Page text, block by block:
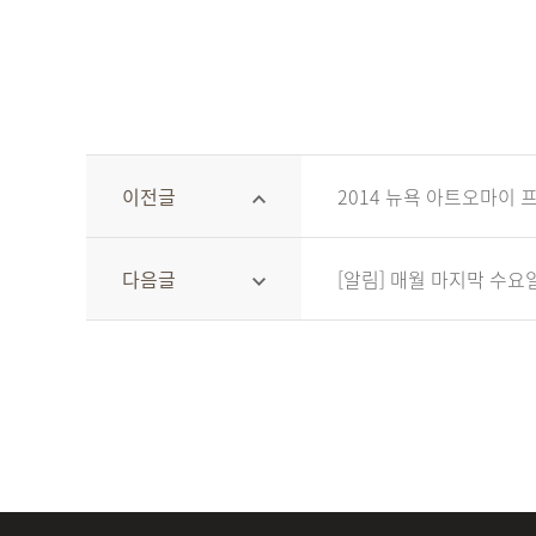
이전글 2014 뉴욕 아트오마이
다음글 [알림] 매월 마지막 수요